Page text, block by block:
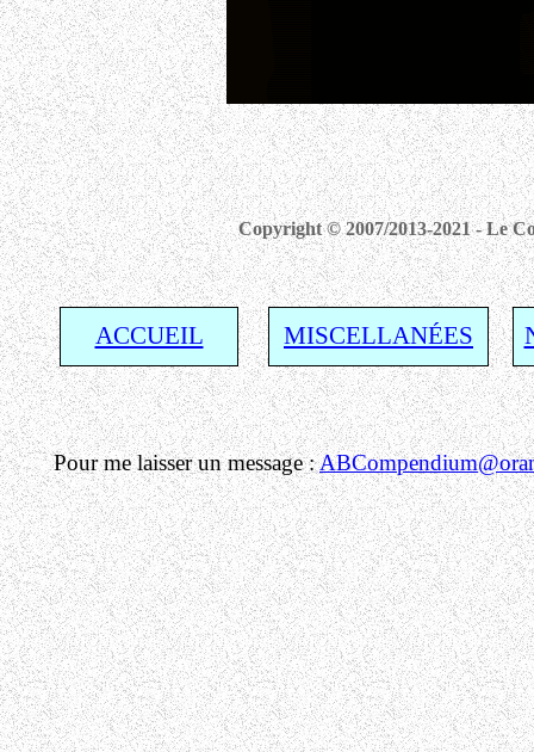
Copyright © 2007/2013-2021 - Le
ACCUEIL MISCELLANÉES
Pour me laisser un message :